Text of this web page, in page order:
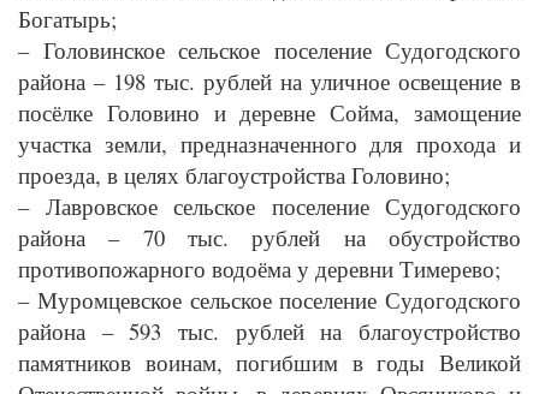
Богатырь;
– Головинское сельское поселение Судогодского
района – 198 тыс. рублей на уличное освещение в
посёлке Головино и деревне Сойма, замощение
участка земли, предназначенного для прохода и
проезда, в целях благоустройства Головино;
– Лавровское сельское поселение Судогодского
района – 70 тыс. рублей на обустройство
противопожарного водоёма у деревни Тимерево;
– Муромцевское сельское поселение Судогодского
района – 593 тыс. рублей на благоустройство
памятников воинам, погибшим в годы Великой